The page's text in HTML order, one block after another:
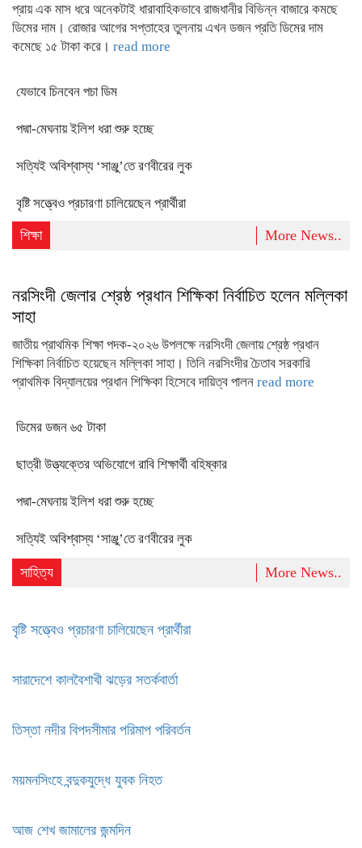
প্রায় এক মাস ধরে অনেকটাই ধারাবাহিকভাবে রাজধানীর বিভিন্ন বাজারে কমছে
ডিমের দাম। রোজার আগের সপ্তাহের তুলনায় এখন ডজন প্রতি ডিমের দাম
কমেছে ১৫ টাকা করে। read more
যেভাবে চিনবেন পচা ডিম
পদ্মা-মেঘনায় ইলিশ ধরা শুরু হচ্ছে
সত্যিই অবিশ্বাস্য ‘সাঞ্জু’তে রণবীরের লুক
বৃষ্টি সত্ত্বেও প্রচারণা চালিয়েছেন প্রার্থীরা
শিক্ষা More News..
নরসিংদী জেলার শ্রেষ্ঠ প্রধান শিক্ষিকা নির্বাচিত হলেন মল্লিকা
সাহা
জাতীয় প্রাথমিক শিক্ষা পদক-২০২৬ উপলক্ষে নরসিংদী জেলায় শ্রেষ্ঠ প্রধান
শিক্ষিকা নির্বাচিত হয়েছেন মল্লিকা সাহা। তিনি নরসিংদীর চৈতাব সরকারি
প্রাথমিক বিদ্যালয়ের প্রধান শিক্ষিকা হিসেবে দায়িত্ব পালন read more
ডিমের ডজন ৬৫ টাকা
ছাত্রী উত্ত্যক্তের অভিযোগে রাবি শিক্ষার্থী বহিষ্কার
পদ্মা-মেঘনায় ইলিশ ধরা শুরু হচ্ছে
সত্যিই অবিশ্বাস্য ‘সাঞ্জু’তে রণবীরের লুক
সাহিত্য More News..
বৃষ্টি সত্ত্বেও প্রচারণা চালিয়েছেন প্রার্থীরা
সারাদেশে কালবৈশাখী ঝড়ের সতর্কবার্তা
তিস্তা নদীর বিপদসীমার পরিমাপ পরিবর্তন
ময়মনসিংহে বন্দুকযুদ্ধে যুবক নিহত
আজ শেখ জামালের জন্মদিন